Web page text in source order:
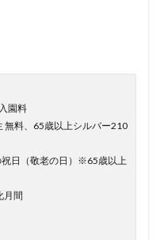
園料
料、65歳以上シルバー210
日（敬老の日）※65歳以上
月間